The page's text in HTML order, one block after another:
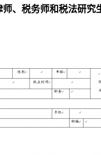
师、税务师和税法研究